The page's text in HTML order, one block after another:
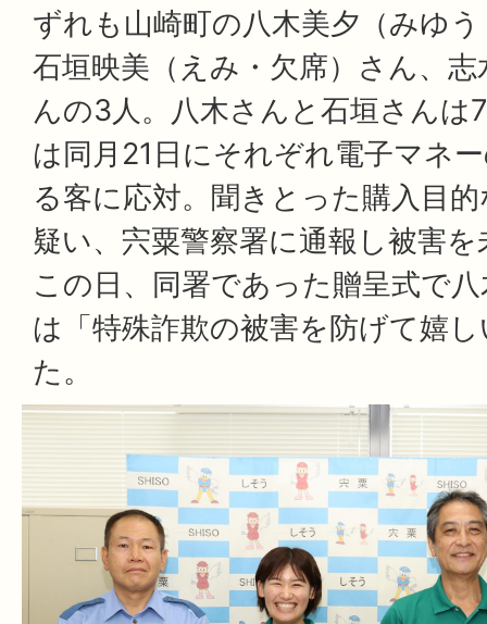
ずれも山崎町の八木美夕（みゆ
石垣映美（えみ・欠席）さん、
んの3人。八木さんと石垣さんは
は同月21日にそれぞれ電子マネ
る客に応対。聞きとった購入目
疑い、宍粟警察署に通報し被害
この日、同署であった贈呈式で
は「特殊詐欺の被害を防げて嬉
た。